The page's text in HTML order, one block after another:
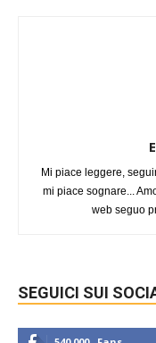
Mi piace leggere,
mi piace sognare...
web seguo
SEGUICI SUI